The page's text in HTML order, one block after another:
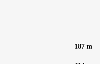
187 m